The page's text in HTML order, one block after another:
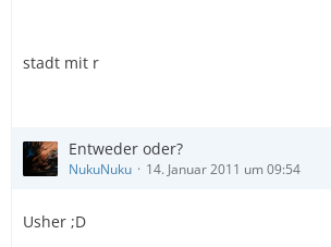
stadt mit r
Entweder oder?
NukuNuku 14. Januar 2011 um 09:54
Usher ;D